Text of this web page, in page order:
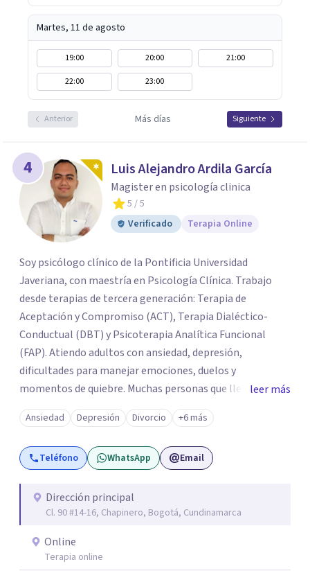
Martes, 11 de agosto
19:00 20:00
21:00
22:00
23:00
Anterior Más días Siguiente
4 Luis Alejandro Ardila García
Magister en psicología clinica
5 / 5
Verificado
Terapia Online
Soy psicólogo clínico de la Pontificia Universidad
Javeriana, con maestría en Psicología Clínica. Trabajo
desde terapias de tercera generación: Terapia de
Aceptación y Compromiso (ACT), Terapia Dialéctico-
Conductual (DBT) y Psicoterapia Analítica Funcional
(FAP). Atiendo adultos con ansiedad, depresión,
dificultades para manejar emociones, duelos y
momentos de quiebre. Muchas personas que llegan a
consulta no solo cargan con un síntoma: sienten que sus
propias reacciones emocionales les complican más la
vida. Desde ahí trabajamos. No busco eliminar el
malestar a la fuerza. Prefiero entender qué lo sostiene y
forma presencial y también online.
leer más
Ansiedad Depresión Divorcio +6 más
Teléfono WhatsApp Email
Dirección principal
Cl. 90 #14-16, Chapinero, Bogotá, Cundinamarca
Online
Terapia online